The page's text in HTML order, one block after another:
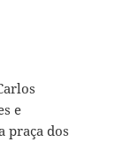
e
praça dos